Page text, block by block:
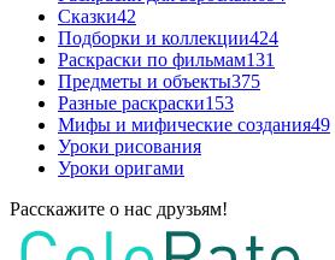
Сказки42
Подборки и коллекции424
Раскраски по фильмам131
Предметы и объекты375
Разные раскраски153
Мифы и мифические создания49
Уроки рисования
Уроки оригами
Расскажите о нас друзьям!